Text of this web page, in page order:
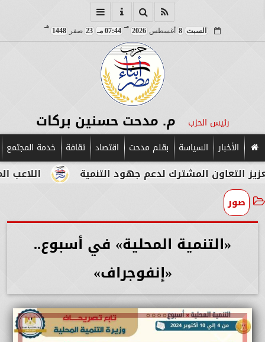
السبت 8 أغسطس 2026
مـ
07:44 مـ 23 صفر 1448
هـ
رئيس الحزب م. مدحت حسنين بركات
الأخبار السياسة بقلم مدحت اقتصاد ثقافة خدمة المجتمع
اللاعب المصري الإيطالي لدعم جهود التنمية
صور
«التنمية المحلية» في أسبوع..
«إنفوجراف»